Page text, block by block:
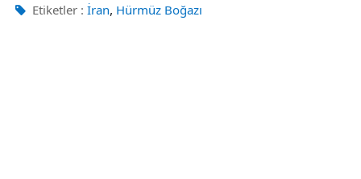
Etiketler : İran, Hürmüz Boğazı